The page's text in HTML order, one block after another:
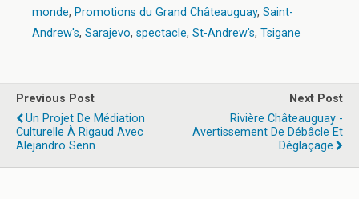
monde, Promotions du Grand Châteauguay, Saint-
Andrew's, Sarajevo, spectacle, St-Andrew's, Tsigane
Previous Post
Un Projet De Médiation
Culturelle À Rigaud Avec
Alejandro Senn
Next Post
Rivière Châteauguay -
Avertissement De Débâcle Et
Déglaçage